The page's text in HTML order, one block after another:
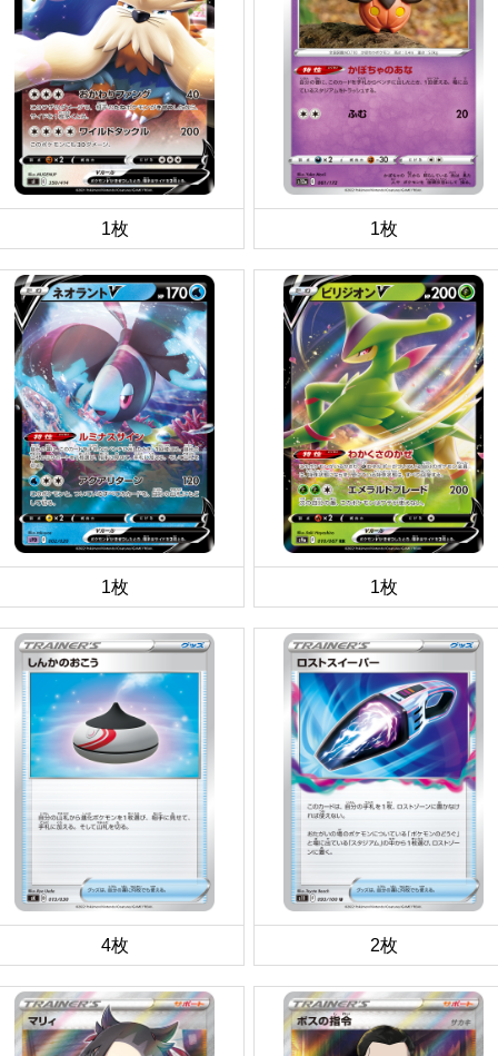
1枚 1枚
1枚 1枚
4枚 2枚